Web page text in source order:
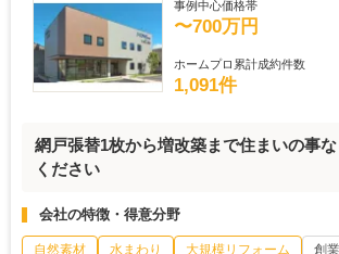
事例中心価格帯
〜700万円
ホームプロ累計成約件数
1,091件
網戸張替1枚から増改築まで住まいの事
ください
会社の特徴・得意分野
自然素材 水まわり 大規模リフォーム
創